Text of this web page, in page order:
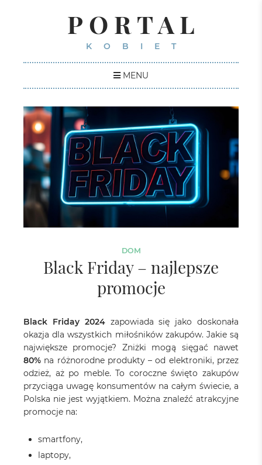
PORTAL
KOBIET
MENU
DOM
Black Friday – najlepsze
promocje
Black Friday 2024zapowiada się jako doskonała
okazja dla wszystkich miłośników zakupów. Jakie są
największe promocje? Zniżki mogą sięgać nawet
80% na różnorodne produkty – od elektroniki, przez
odzież, aż po meble. To coroczne święto zakupów
przyciąga uwagę konsumentów na całym świecie, a
Polska nie jest wyjątkiem. Można znaleźć atrakcyjne
promocje na:
smartfony,
laptopy,